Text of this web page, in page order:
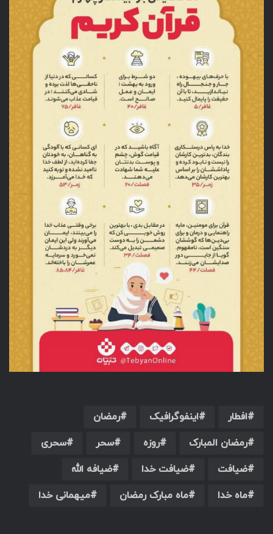
افطار اینفوگرافیک
رمضان
رمضان المبارک
روزه سحر
سحری
ضیافت
ضیافت خدا
ضیافه الله
ماه خدا
ماه مبارک رمضان میهمانی خدا